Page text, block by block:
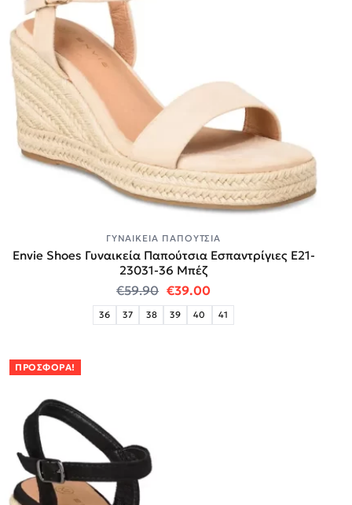
ΓΥΝΑΙΚΕΊΑ ΠΑΠΟΎΤΣΙΑ
Envie Shoes Γυναικεία Παπούτσια Εσπαντρίγιες E21-
23031-36 Μπέζ
€59.90 Original price was: €59.90.
€39.00Η τρέχουσα τιμή
36 37 38 39 40 41
ΠΡΟΣΦΟΡΆ!